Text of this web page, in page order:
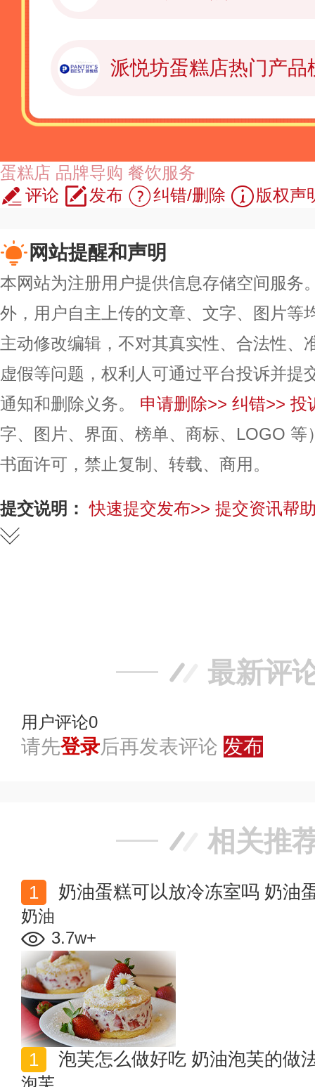
派悦坊蛋糕店热门产品
蛋糕店 品牌导购 餐饮服务
评论
发布 纠错/删除 版权声
网站提醒和声明
本网站为注册用户提供信息存储空间服务
外，用户自主上传的文章、文字、图片等
主动修改编辑，不对其真实性、合法性、
虚假等问题，权利人可通过平台投诉并提
通知和删除义务。
申请删除>> 纠错>> 投
字、图片、界面、榜单、商标、LOGO
书面许可，禁止复制、转载、商用。
提交说明： 快速提交发布>> 提交资讯帮
最新评
用户评论0
请先登录后再发表评论 发布
相关推
奶油蛋糕可以放冷冻室吗 奶油
奶油
3.7w+
泡芙怎么做好吃 奶油泡芙的做